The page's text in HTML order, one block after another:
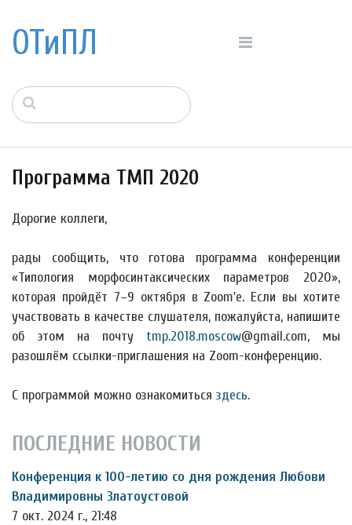
ОТиПЛ
Программа ТМП 2020
Дорогие коллеги,
рады сообщить, что готова программа конференции
«Типология морфосинтаксических параметров 2020»,
которая пройдёт 7–9 октября в Zoom'е. Если вы хотите
участвовать в качестве слушателя, пожалуйста, напишите
об этом на почту tmp.2018.moscow@gmail.com, мы
разошлём ссылки-приглашения на Zoom-конференцию.
С программой можно ознакомитьсяздесь.
ПОСЛЕДНИЕ НОВОСТИ
Конференция к 100-летию со дня рождения Любови
Владимировны Златоустовой
7 окт. 2024 г., 21:48